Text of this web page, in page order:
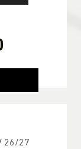
26/27